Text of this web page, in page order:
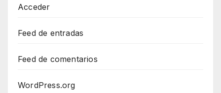
Acceder
Feed de entradas
Feed de comentarios
WordPress.org